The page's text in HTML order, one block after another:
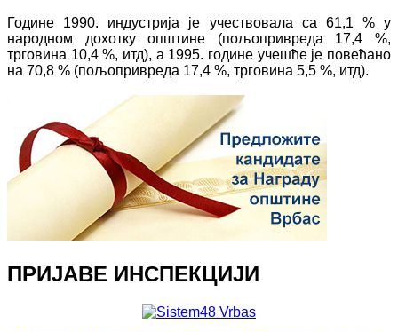
Године 1990. индустрија је учествовала са 61,1 % у
народном дохотку општине (пољопривреда 17,4 %,
трговина 10,4 %, итд), а 1995. године учешће је повећано
на 70,8 % (пољопривреда 17,4 %, трговина 5,5 %, итд).
ПРИЈАВЕ ИНСПЕКЦИЈИ